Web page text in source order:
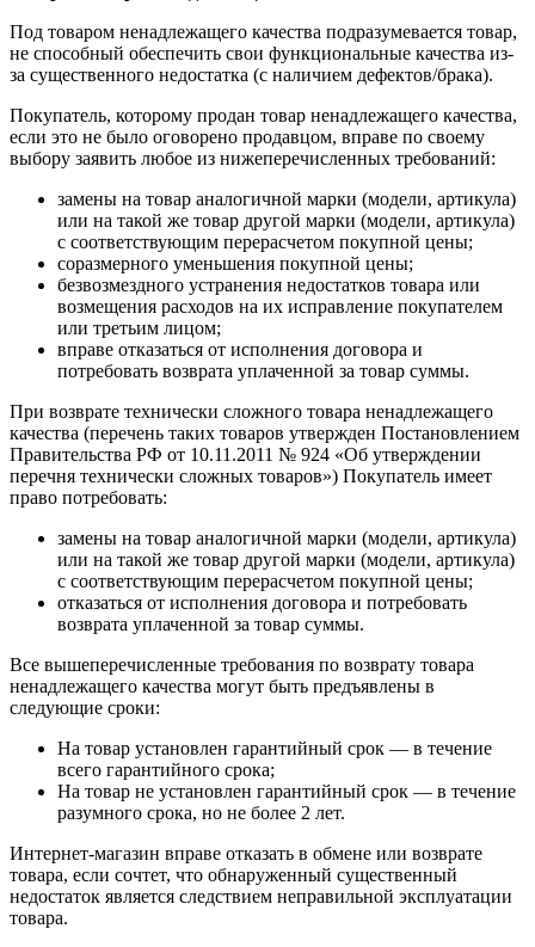
Под товаром ненадлежащего качества подразумевается товар,
не способный обеспечить свои функциональные качества из-
за существенного недостатка (с наличием дефектов/брака).
Покупатель, которому продан товар ненадлежащего качества,
если это не было оговорено продавцом, вправе по своему
выбору заявить любое из нижеперечисленных требований:
замены на товар аналогичной марки (модели, артикула)
или на такой же товар другой марки (модели, артикула)
с соответствующим перерасчетом покупной цены;
соразмерного уменьшения покупной цены;
безвозмездного устранения недостатков товара или
возмещения расходов на их исправление покупателем
или третьим лицом;
вправе отказаться от исполнения договора и
потребовать возврата уплаченной за товар суммы.
При возврате технически сложного товара ненадлежащего
качества (перечень таких товаров утвержден Постановлением
Правительства РФ от 10.11.2011 № 924 «Об утверждении
перечня технически сложных товаров») Покупатель имеет
право потребовать:
замены на товар аналогичной марки (модели, артикула)
или на такой же товар другой марки (модели, артикула)
с соответствующим перерасчетом покупной цены;
отказаться от исполнения договора и потребовать
возврата уплаченной за товар суммы.
Все вышеперечисленные требования по возврату товара
ненадлежащего качества могут быть предъявлены в
следующие сроки:
На товар установлен гарантийный срок — в течение
всего гарантийного срока;
На товар не установлен гарантийный срок — в течение
разумного срока, но не более 2 лет.
Интернет-магазин вправе отказать в обмене или возврате
товара, если сочтет, что обнаруженный существенный
недостаток является следствием неправильной эксплуатации
товара.